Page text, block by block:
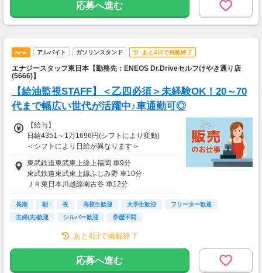
応募へ進む
new アルバイト ガソリンスタンド あと4日で掲載終了
エナジースタッフ東日本【勤務先：ENEOS Dr.Driveセルフけやき通り店
(5666)】
【給油監視STAFF】＜乙四必須＞未経験OK！20～70
代まで幅広い世代が活躍中♪車通勤可◎
【給与】
日給4351～1万1696円(シフトにより変動)
＜シフトにより日給が異なります＞
▼乙四免許必須
21:00～24:15…日給4351円
23:00～9:00…日給1万1696円
【給与支払】
月1回
なし
東武鉄道東武東上線上福岡 車9分
東武鉄道東武東上線ふじみ野 車10分
ＪＲ東日本川越線南古谷 車12分
東武鉄道東武東上線鶴瀬 車14分
東武鉄道東武東上線新河岸 車15分
長期 朝 夜 高校生歓迎 大学生歓迎
フリーター歓迎
主婦(夫)歓迎
シルバー歓迎 学歴不問
あと4日で掲載終了
応募へ進む